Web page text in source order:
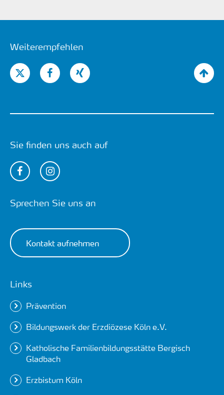
Weiterempfehlen
Sie finden uns auch auf
Sprechen Sie uns an
Kontakt aufnehmen
Links
Prävention
Bildungswerk der Erzdiözese Köln e.V.
Katholische Familienbildungsstätte Bergisch
Gladbach
Erzbistum Köln